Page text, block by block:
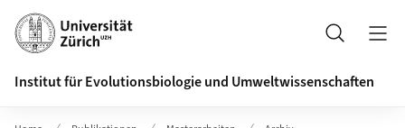
Header
Suche
Institut für Evolutionsbiologie und Umweltwissenschaften